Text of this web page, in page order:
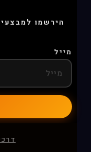
הירשמו
מייל